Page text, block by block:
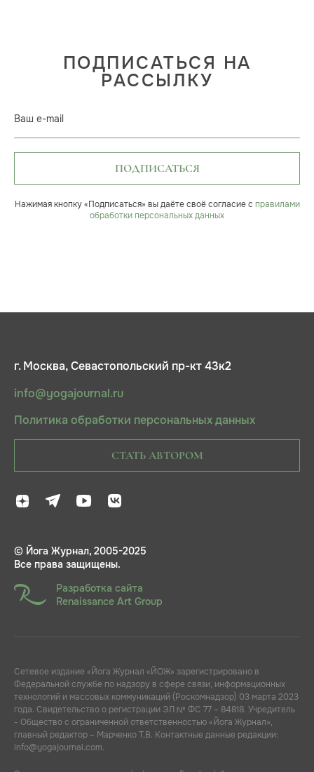
ПОДПИСАТЬСЯ НА
РАССЫЛКУ
Ваш e-mail
ПОДПИСАТЬСЯ
Нажимая кнопку «Подписаться» вы даёте своё согласие с правилами
обработки персональных данных
г. Москва, Севастопольский пр-кт 43к2
info@yogajournal.ru
Политика обработки персональных данных
СТАТЬ АВТОРОМ
© Йога Журнал, 2005-2025
Все права защищены.
Разработка сайта
Renaissance Art Group
Сетевое издание «Йога Журнал «ЙОЖ» зарегистрировано в
Федеральной службе по надзору в сфере связи, информационных
технологий и массовых коммуникаций (Роскомнадзор) 03 марта 2023
года. Свидетельство о регистрации ЭЛ № ФС 77 – 84818. Учредитель
- Общество с ограниченной ответственностью «Йога Журнал»,
главный редактор – Марченко Т.В. Контактные данные редакции:
info@yogajournal.com.